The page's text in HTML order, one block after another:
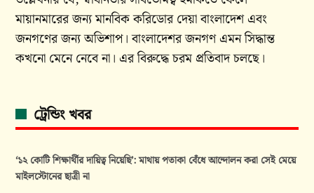
মায়ানমারের জন্য মানবিক করিডোর দেয়া বাংলাদেশ এবং
জনগণের জন্য অভিশাপ। বাংলাদেশর জনগণ এমন সিদ্ধান্ত
কখনো মেনে নেবে না। এর বিরুদ্ধে চরম প্রতিবাদ চলছে।
ট্রেন্ডিং খবর
‘১২ কোটি শিক্ষার্থীর দায়িত্ব নিয়েছি’: মাথায় পতাকা বেঁধে আন্দোলন করা সেই মেয়ে
মাইলস্টোনের ছাত্রী না